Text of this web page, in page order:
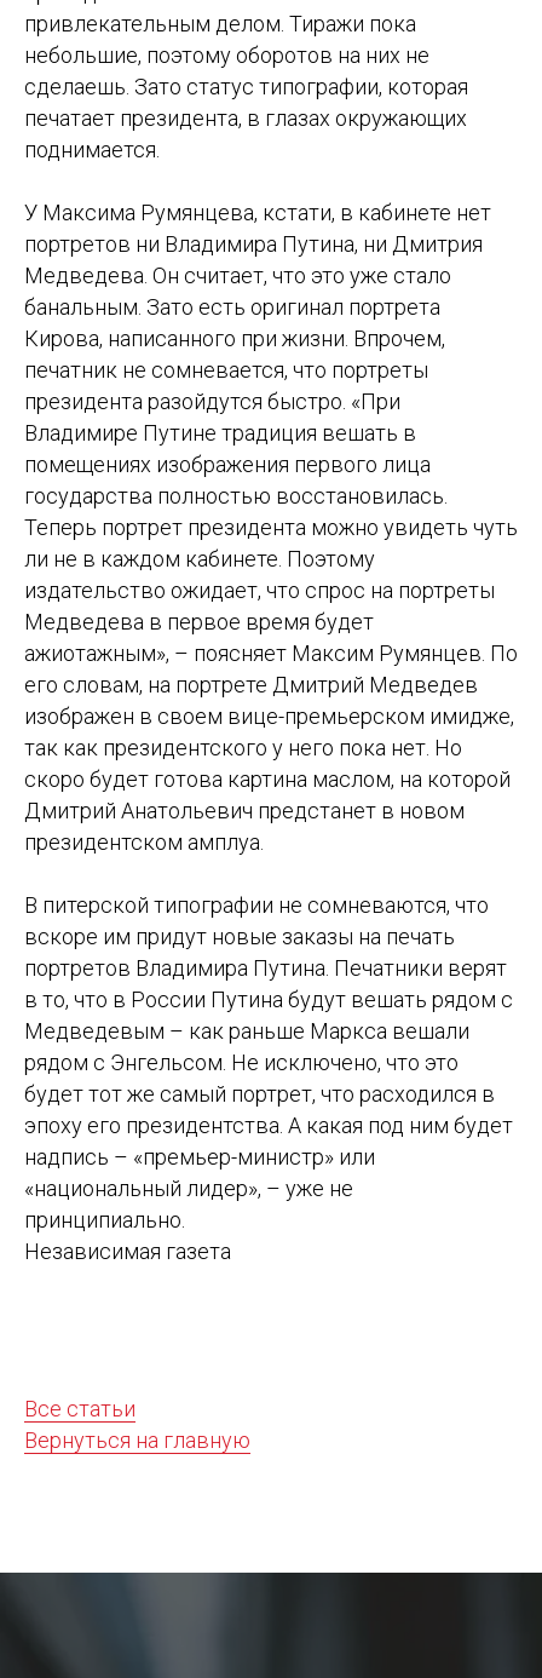
привлекательным делом. Тиражи пока
небольшие, поэтому оборотов на них не
сделаешь. Зато статус типографии, которая
печатает президента, в глазах окружающих
поднимается.
У Максима Румянцева, кстати, в кабинете нет
портретов ни Владимира Путина, ни Дмитрия
Медведева. Он считает, что это уже стало
банальным. Зато есть оригинал портрета
Кирова, написанного при жизни. Впрочем,
печатник не сомневается, что портреты
президента разойдутся быстро. «При
Владимире Путине традиция вешать в
помещениях изображения первого лица
государства полностью восстановилась.
Теперь портрет президента можно увидеть чуть
ли не в каждом кабинете. Поэтому
издательство ожидает, что спрос на портреты
Медведева в первое время будет
ажиотажным», – поясняет Максим Румянцев. По
его словам, на портрете Дмитрий Медведев
изображен в своем вице-премьерском имидже,
так как президентского у него пока нет. Но
скоро будет готова картина маслом, на которой
Дмитрий Анатольевич предстанет в новом
президентском амплуа.
В питерской типографии не сомневаются, что
вскоре им придут новые заказы на печать
портретов Владимира Путина. Печатники верят
в то, что в России Путина будут вешать рядом с
Медведевым – как раньше Маркса вешали
рядом с Энгельсом. Не исключено, что это
будет тот же самый портрет, что расходился в
эпоху его президентства. А какая под ним будет
надпись – «премьер-министр» или
«национальный лидер», – уже не
принципиально.
Независимая газета
Все статьи
Вернуться на главную